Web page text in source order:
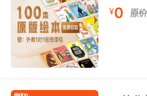
ERETS系统（
Evaluation），通过分析
材料的响应数据，生成
测到th音辨析薄弱时，会
词汇的强化训练模块。对
¥0 原